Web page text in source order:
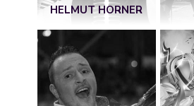
HELMUT HORNER